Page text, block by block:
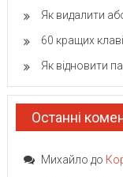
Як видалити
60 кращих
Як відновити
Останні
Михайло до